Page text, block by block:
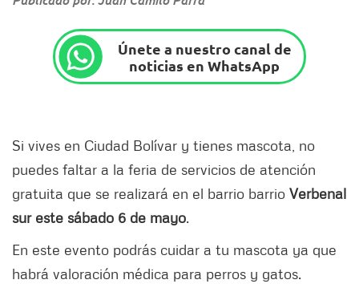
Únete a nuestro canal de
noticias en WhatsApp
Si vives en Ciudad Bolívar y tienes mascota, no
puedes faltar a la feria de servicios de atención
gratuita que se realizará en el barrio barrio Verbenal
sur este sábado 6 de mayo.
En este evento podrás cuidar a tu mascota ya que
habrá valoración médica para perros y gatos.